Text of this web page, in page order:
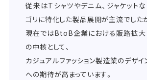
従来はTシャツやデニム、ジャケット
ゴリに特化した製品展開が主流でした
現在ではBtoB企業における販路拡大
の中核として、
カジュアルファッション製造業のデザ
への期待が高まっています。